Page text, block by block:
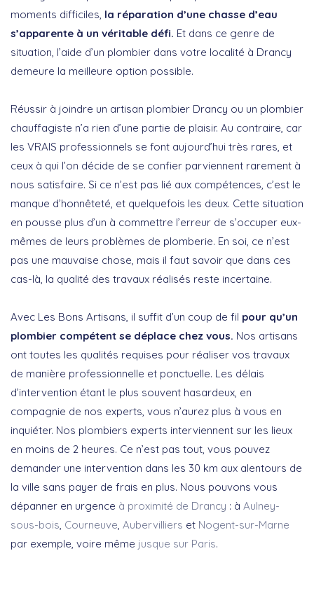
moments difficiles, la réparation d’une chasse d’eau
s’apparente à un véritable défi. Et dans ce genre de
situation, l’aide d’un plombier dans votre localité à Drancy
demeure la meilleure option possible.
Réussir à joindre un artisan plombier Drancy ou un plombier
chauffagiste n’a rien d’une partie de plaisir. Au contraire, car
les VRAIS professionnels se font aujourd’hui très rares, et
ceux à qui l’on décide de se confier parviennent rarement à
nous satisfaire. Si ce n’est pas lié aux compétences, c’est le
manque d’honnêteté, et quelquefois les deux. Cette situation
en pousse plus d’un à commettre l’erreur de s’occuper eux-
mêmes de leurs problèmes de plomberie. En soi, ce n’est
pas une mauvaise chose, mais il faut savoir que dans ces
cas-là, la qualité des travaux réalisés reste incertaine.
Avec Les Bons Artisans, il suffit d’un coup de fil pour qu’un
plombier compétent se déplace chez vous. Nos artisans
ont toutes les qualités requises pour réaliser vos travaux
de manière professionnelle et ponctuelle. Les délais
d’intervention étant le plus souvent hasardeux, en
compagnie de nos experts, vous n’aurez plus à vous en
inquiéter. Nos plombiers experts interviennent sur les lieux
en moins de 2 heures. Ce n’est pas tout, vous pouvez
demander une intervention dans les 30 km aux alentours de
la ville sans payer de frais en plus. Nous pouvons vous
dépanner en urgence à proximité de Drancy : à Aulney-
sous-bois Courneuve Aubervilliers et Nogent-sur-Marne
par exemple, voire même jusque sur Paris.